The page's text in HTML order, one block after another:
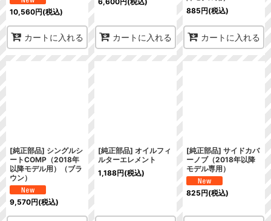
10,560円(税込)
カートに入れる カートに入れる
885円(税込)
カートに入れる
[純正部品] シングルシ
ートCOMP（2018年
以降モデル用）（ブラ
ウン）
9,570円(税込)
[純正部品] オイルフィ
ルターエレメント
1,188円(税込)
[純正部品] サイドカバ
ーノブ（2018年以降
モデル専用）
825円(税込)